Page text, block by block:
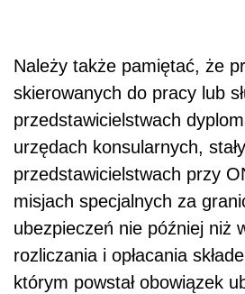
Należy także pamiętać, że
skierowanych do pracy lub
przedstawicielstwach
urzędach konsularnych,
przedstawicielstwach przy
misjach specjalnych za
ubezpieczeń nie później niż
rozliczania i opłacania
którym powstał obowiązek